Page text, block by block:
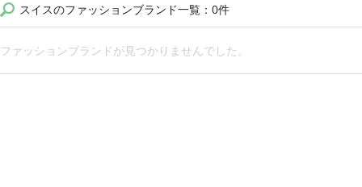
スイスのファッションブランド一覧：0件
ファッションブランドが見つかりませんでした。